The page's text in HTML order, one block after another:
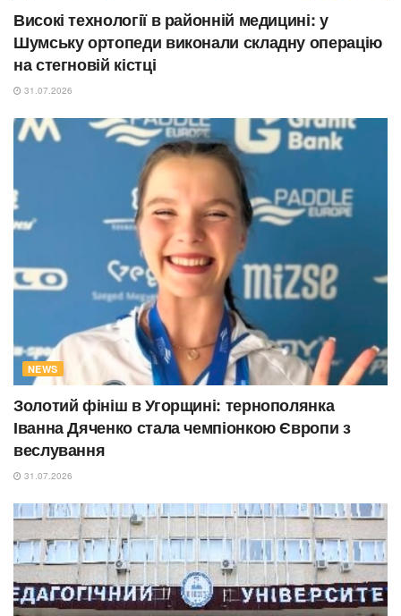
Високі технології в районній медицині: у
Шумську ортопеди виконали складну операцію
на стегновій кістці
31.07.2026
NEWS
Золотий фініш в Угорщині: тернополянка
Іванна Дяченко стала чемпіонкою Європи з
веслування
31.07.2026